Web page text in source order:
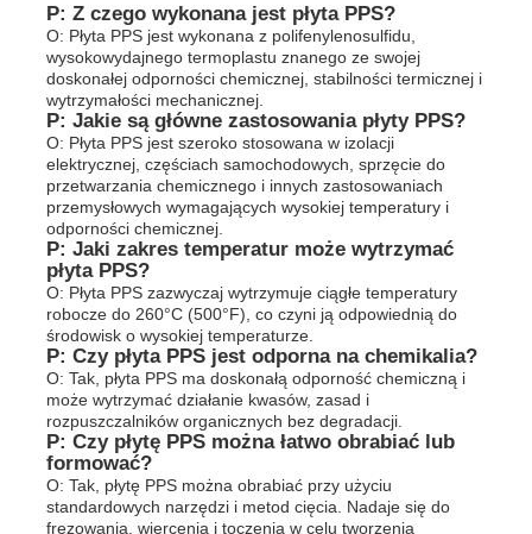
P: Z czego wykonana jest płyta PPS?
O: Płyta PPS jest wykonana z polifenylenosulfidu,
wysokowydajnego termoplastu znanego ze swojej
doskonałej odporności chemicznej, stabilności termicznej i
wytrzymałości mechanicznej.
P: Jakie są główne zastosowania płyty PPS?
O: Płyta PPS jest szeroko stosowana w izolacji
elektrycznej, częściach samochodowych, sprzęcie do
przetwarzania chemicznego i innych zastosowaniach
przemysłowych wymagających wysokiej temperatury i
odporności chemicznej.
P: Jaki zakres temperatur może wytrzymać
płyta PPS?
O: Płyta PPS zazwyczaj wytrzymuje ciągłe temperatury
robocze do 260°C (500°F), co czyni ją odpowiednią do
środowisk o wysokiej temperaturze.
P: Czy płyta PPS jest odporna na chemikalia?
O: Tak, płyta PPS ma doskonałą odporność chemiczną i
może wytrzymać działanie kwasów, zasad i
rozpuszczalników organicznych bez degradacji.
P: Czy płytę PPS można łatwo obrabiać lub
formować?
O: Tak, płytę PPS można obrabiać przy użyciu
standardowych narzędzi i metod cięcia. Nadaje się do
frezowania, wiercenia i toczenia w celu tworzenia